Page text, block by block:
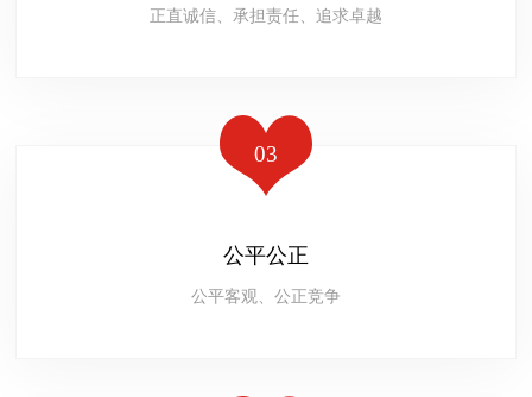
正直诚信、承担责任、追求卓越
03
公平公正
公平客观、公正竞争